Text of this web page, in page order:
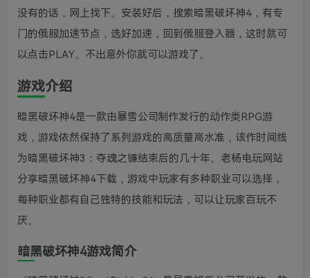
没有的话，网上找下。安装好后，搜索暗黑破坏神4，有专
门的俄服加速节点，选好加速，回到俄服登入器，这时就可
以点击PLAY。不出意外你就可以游戏了。
游戏介绍
暗黑破坏神4是一款由暴雪公司制作发行的动作类RPG游
戏，游戏依然保持了系列游戏的高质量高水准，该作时间线
为暗黑破坏神3：夺魂之镰结束后的几十年。老杨电玩网站
分享暗黑破坏神4下载，游戏中玩家有多种职业可以选择，
每种职业都有自己独特的技能和玩法，可以让玩家百玩不
厌。
暗黑破坏神4游戏简介